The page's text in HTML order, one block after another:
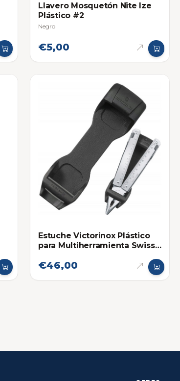
Llavero Mosquetón Nite Ize
Plástico #2
Negro
€5,00
Estuche Victorinox Plástico
para Multiherramienta Swiss
€46,00